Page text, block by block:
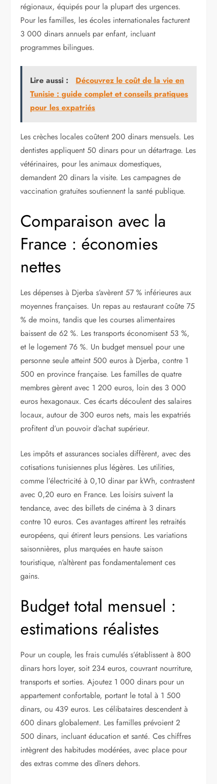
régionaux, équipés pour la plupart des urgences.
Pour les familles, les écoles internationales facturent
3 000 dinars annuels par enfant, incluant
programmes bilingues.
Lire aussi :
Découvrez le coût de la vie en
Tunisie : guide complet et conseils pratiques
pour les expatriés
Les crèches locales coûtent 200 dinars mensuels. Les
dentistes appliquent 50 dinars pour un détartrage. Les
vétérinaires, pour les animaux domestiques,
demandent 20 dinars la visite. Les campagnes de
vaccination gratuites soutiennent la santé publique.
Comparaison avec la
France : économies
nettes
Les dépenses à Djerba s’avèrent 57 % inférieures aux
moyennes françaises. Un repas au restaurant coûte 75
% de moins, tandis que les courses alimentaires
baissent de 62 %. Les transports économisent 53 %,
et le logement 76 %. Un budget mensuel pour une
personne seule atteint 500 euros à Djerba, contre 1
500 en province française. Les familles de quatre
membres gèrent avec 1 200 euros, loin des 3 000
euros hexagonaux. Ces écarts découlent des salaires
locaux, autour de 300 euros nets, mais les expatriés
profitent d’un pouvoir d’achat supérieur.
Les impôts et assurances sociales diffèrent, avec des
cotisations tunisiennes plus légères. Les utilities,
comme l’électricité à 0,10 dinar par kWh, contrastent
avec 0,20 euro en France. Les loisirs suivent la
tendance, avec des billets de cinéma à 3 dinars
contre 10 euros. Ces avantages attirent les retraités
européens, qui étirent leurs pensions. Les variations
saisonnières, plus marquées en haute saison
touristique, n’altèrent pas fondamentalement ces
gains.
Budget total mensuel :
estimations réalistes
Pour un couple, les frais cumulés s’établissent à 800
dinars hors loyer, soit 234 euros, couvrant nourriture,
transports et sorties. Ajoutez 1 000 dinars pour un
appartement confortable, portant le total à 1 500
dinars, ou 439 euros. Les célibataires descendent à
600 dinars globalement. Les familles prévoient 2
500 dinars, incluant éducation et santé. Ces chiffres
intègrent des habitudes modérées, avec place pour
des extras comme des dîners dehors.